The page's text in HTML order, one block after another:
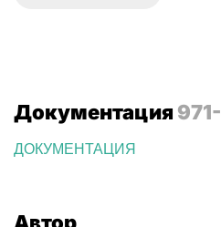
Документация
ДОКУМЕНТАЦИЯ